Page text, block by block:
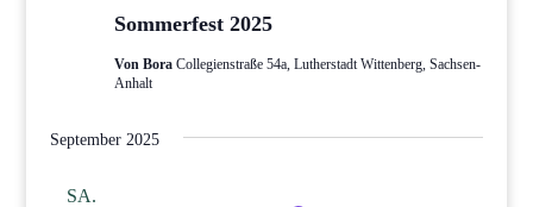
Sommerfest 2025
Von Bora Collegienstraße 54a, Lutherstadt Wittenberg, Sachsen-
Anhalt
September 2025
SA.